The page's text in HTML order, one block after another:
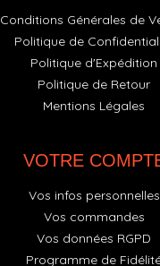
Conditions Générales de
Politique de
Politique d'Expédition
Politique de Retour
Mentions Légales
VOTRE
Vos infos personnelles
Vos commandes
Vos données RGPD
Programme de